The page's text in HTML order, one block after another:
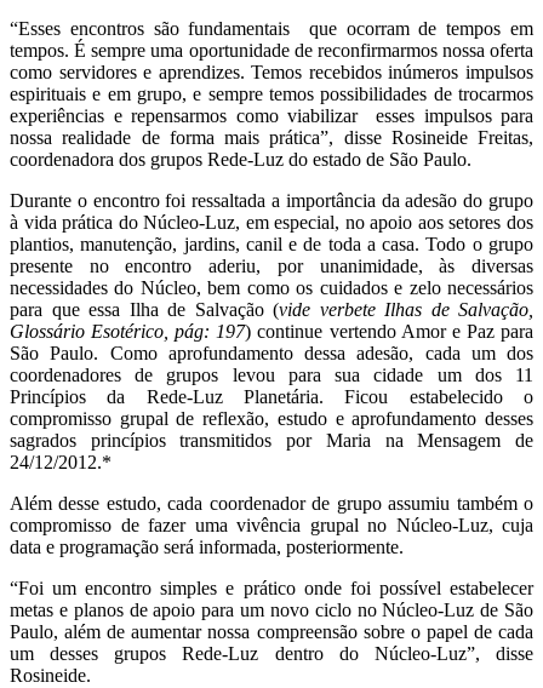
“Esses encontros são fundamentais que ocorram de tempos em
tempos. É sempre uma oportunidade de reconfirmarmos nossa oferta
como servidores e aprendizes. Temos recebidos inúmeros impulsos
espirituais e em grupo, e sempre temos possibilidades de trocarmos
experiências e repensarmos como viabilizar esses impulsos para
nossa realidade de forma mais prática”, disse Rosineide Freitas,
coordenadora dos grupos Rede-Luz do estado de São Paulo.
Durante o encontro foi ressaltada a importância da adesão do grupo
à vida prática do Núcleo-Luz, em especial, no apoio aos setores dos
plantios, manutenção, jardins, canil e de toda a casa. Todo o grupo
presente no encontro aderiu, por unanimidade, às diversas
necessidades do Núcleo, bem como os cuidados e zelo necessários
para que essa Ilha de Salvação (vide verbete Ilhas de Salvação,
Glossário Esotérico, pág: 197) continue vertendo Amor e Paz para
São Paulo. Como aprofundamento dessa adesão, cada um dos
coordenadores de grupos levou para sua cidade um dos 11
Princípios da Rede-Luz Planetária. Ficou estabelecido o
compromisso grupal de reflexão, estudo e aprofundamento desses
sagrados princípios transmitidos por Maria na Mensagem de
24/12/2012.*
Além desse estudo, cada coordenador de grupo assumiu também o
compromisso de fazer uma vivência grupal no Núcleo-Luz, cuja
data e programação será informada, posteriormente.
“Foi um encontro simples e prático onde foi possível estabelecer
metas e planos de apoio para um novo ciclo no Núcleo-Luz de São
Paulo, além de aumentar nossa compreensão sobre o papel de cada
um desses grupos Rede-Luz dentro do Núcleo-Luz”, disse
Rosineide.